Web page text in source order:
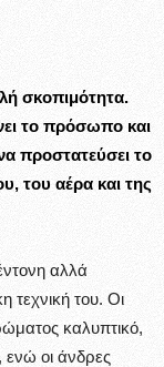
σκοπιμότητα.
το πρόσωπο και
προστατεύσει το
του αέρα και της
αλλά
του. Οι
καλυπτικό,
ενώ οι άνδρες